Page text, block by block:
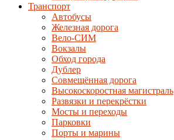
Транспорт
Автобусы
Железная дорога
Вело-СИМ
Вокзалы
Обход города
Дублер
Совмещённая дорога
Высокоскоростная магистраль
Развязки и перекрёстки
Мосты и переходы
Парковки
Порты и марины